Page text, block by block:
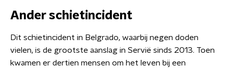
Ander schietincident
Dit schietincident in Belgrado, waarbij negen doden
vielen, is de grootste aanslag in Servië sinds 2013. Toen
kwamen er dertien mensen om het leven bij een